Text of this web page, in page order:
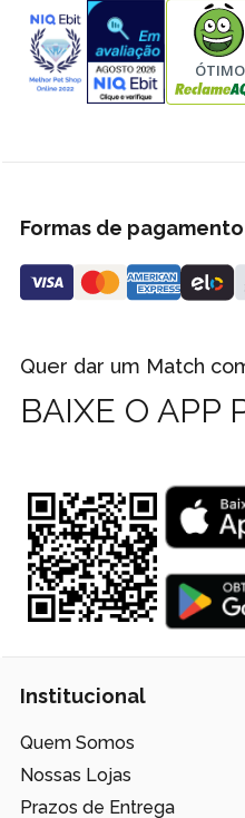
ÓTIMO
Formas de pagamento
Quer dar um Match
BAIXE O APP
Institucional
Quem Somos
Nossas Lojas
Prazos de Entrega